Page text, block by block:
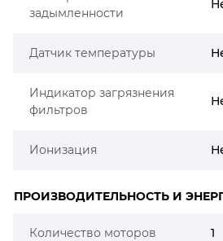
задымленности
Датчик температуры
Индикатор загрязнения
фильтров
Ионизация
ПРОИЗВОДИТЕЛЬНОСТЬ И
Количество моторов 1